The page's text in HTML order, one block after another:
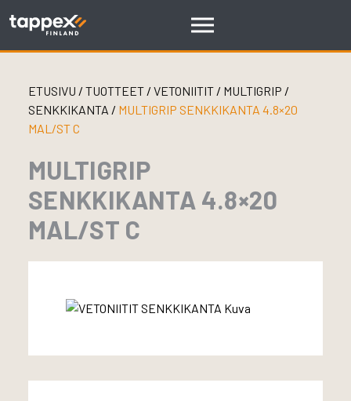
ETUSIVU / TUOTTEET/ VETONIITIT / MULTIGRIP /
SENKKIKANTA / MULTIGRIP SENKKIKANTA 4.8×20
MAL/ST C
MULTIGRIP
SENKKIKANTA 4.8×20
MAL/ST C